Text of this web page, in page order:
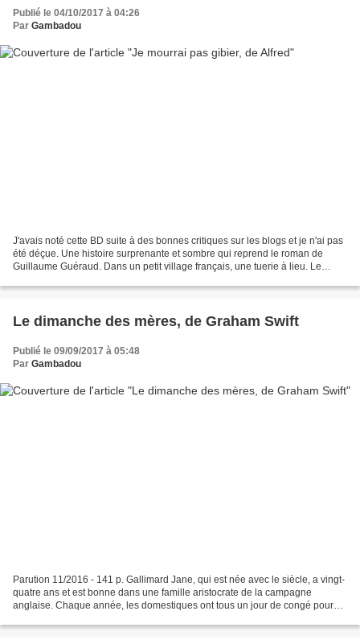
Publié le 04/10/2017 à 04:26
Par Gambadou
J'avais noté cette BD suite à des bonnes critiques sur les blogs et je n'ai pas
été déçue. Une histoire surprenante et sombre qui reprend le roman de
Guillaume Guéraud. Dans un petit village français, une tuerie à lieu. Le
Le dimanche des mères, de Graham Swift
Publié le 09/09/2017 à 05:48
Par Gambadou
Parution 11/2016 - 141 p. Gallimard Jane, qui est née avec le siècle, a vingt-
quatre ans et est bonne dans une famille aristocrate de la campagne
anglaise. Chaque année, les domestiques ont tous un jour de congé pour